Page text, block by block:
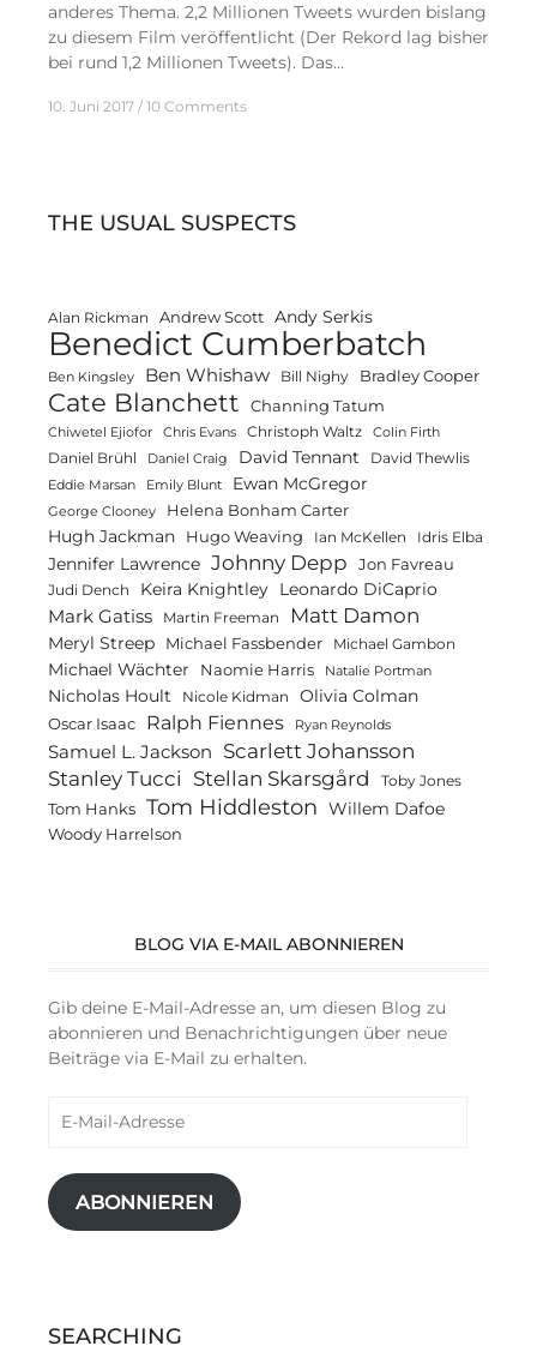
anderes Thema. 2,2 Millionen Tweets wurden bislang
zu diesem Film veröffentlicht (Der Rekord lag bisher
bei rund 1,2 Millionen Tweets). Das…
10. Juni 2017 10 Comments
THE USUAL SUSPECTS
Alan Rickman Andrew Scott Andy Serkis
Benedict Cumberbatch
Ben Kingsley Ben Whishaw Bill Nighy Bradley Cooper
Cate Blanchett Channing Tatum
Chiwetel Ejiofor Chris Evans Christoph Waltz Colin Firth
Daniel Brühl Daniel Craig David Tennant David Thewlis
Eddie Marsan Emily Blunt Ewan McGregor
George Clooney Helena Bonham Carter
Hugh Jackman Hugo Weaving Ian McKellen Idris Elba
Jennifer Lawrence Johnny Depp Jon Favreau
Judi Dench Keira Knightley Leonardo DiCaprio
Mark Gatiss Martin Freeman Matt Damon
Meryl Streep Michael Fassbender Michael Gambon
Michael Wächter Naomie Harris Natalie Portman
Nicholas Hoult Nicole Kidman Olivia Colman
Oscar Isaac Ralph Fiennes Ryan Reynolds
Samuel L. Jackson Scarlett Johansson
Stanley Tucci Stellan Skarsgård Toby Jones
Tom Hanks Tom Hiddleston Willem Dafoe
Woody Harrelson
BLOG VIA E-MAIL ABONNIEREN
Gib deine E-Mail-Adresse an, um diesen Blog zu
abonnieren und Benachrichtigungen über neue
Beiträge via E-Mail zu erhalten.
Mail-
ABONNIEREN
SEARCHING